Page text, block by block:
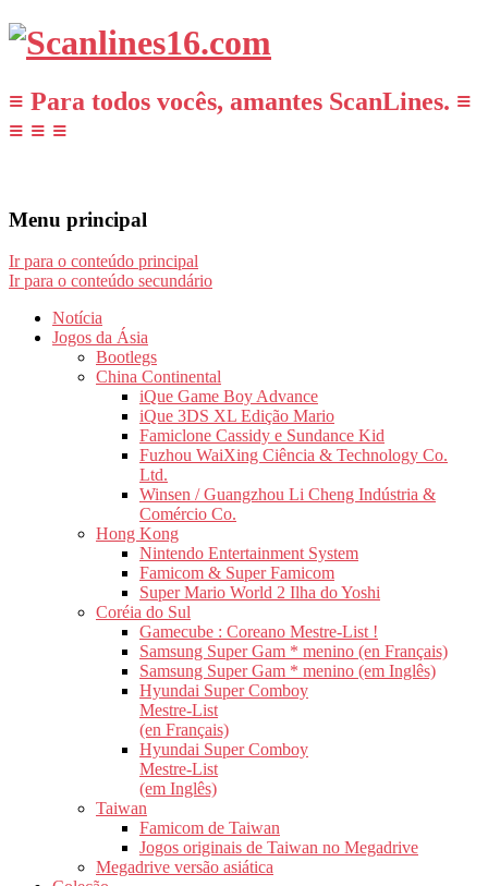
≡ Para todos vocês, amantes ScanLines. ≡
≡ ≡ ≡
Menu principal
Ir para o conteúdo principal
Ir para o conteúdo secundário
Notícia
Jogos da Ásia
Bootlegs
China Continental
iQue Game Boy Advance
iQue 3DS XL Edição Mario
Famiclone Cassidy e Sundance Kid
Fuzhou WaiXing Ciência & Technology Co.
Ltd.
Winsen / Guangzhou Li Cheng Indústria &
Comércio Co.
Hong Kong
Nintendo Entertainment System
Famicom & Super Famicom
Super Mario World 2 Ilha do Yoshi
Coréia do Sul
Gamecube : Coreano Mestre-List !
Samsung Super Gam * menino (en Français)
Samsung Super Gam * menino (em Inglês)
Hyundai Super Comboy
Mestre-List
(en Français)
Hyundai Super Comboy
Mestre-List
(em Inglês)
Taiwan
Famicom de Taiwan
Jogos originais de Taiwan no Megadrive
Megadrive versão asiática